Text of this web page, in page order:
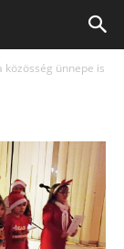
közösség ünnepe is